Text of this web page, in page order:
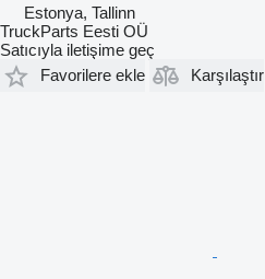
Estonya, Tallinn
TruckParts Eesti OÜ
Satıcıyla iletişime geç
Favorilere ekle
Karşılaştır